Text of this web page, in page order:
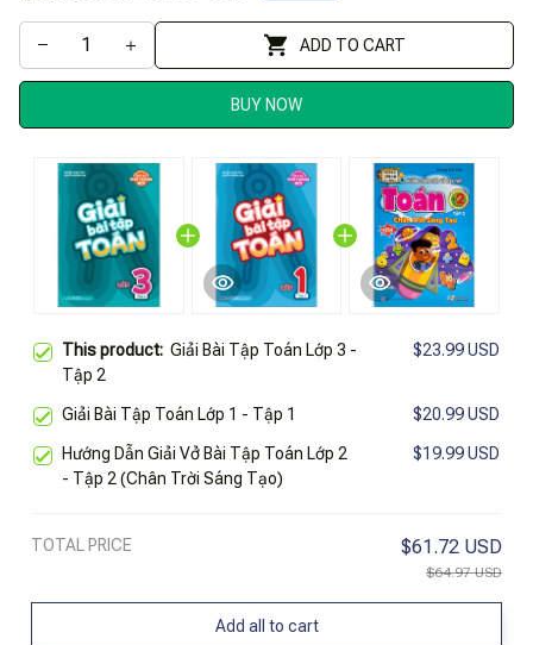
ADD TO CART
BUY NOW
This product: Giải Bài Tập Toán Lớp 3 -
Tập 2
$23.99 USD
Giải Bài Tập Toán Lớp 1 - Tập 1 $20.99 USD
Hướng Dẫn Giải Vở Bài Tập Toán Lớp 2
- Tập 2 (Chân Trời Sáng Tạo)
$19.99 USD
TOTAL PRICE $61.72 USD
$64.97 USD
Add all to cart